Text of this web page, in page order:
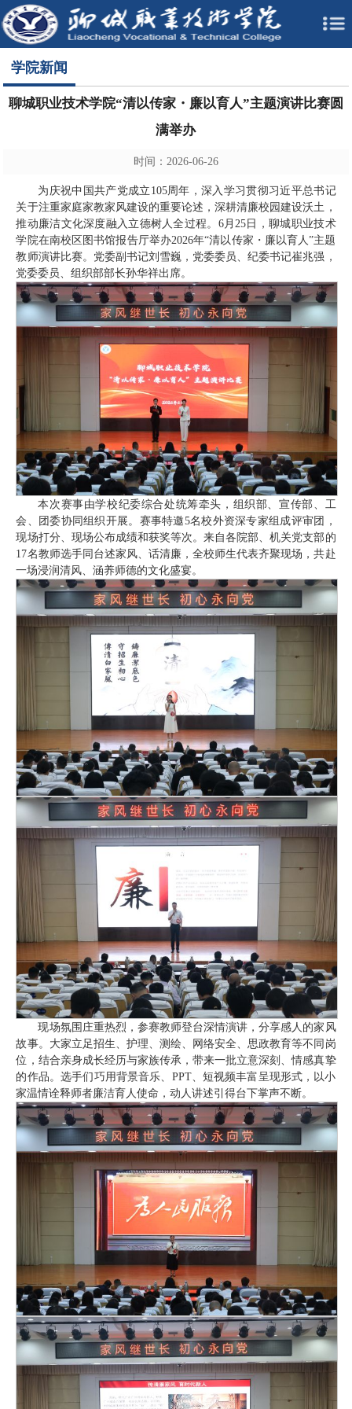
学院新闻
聊城职业技术学院“清以传家・廉以育人”主题演讲比赛圆
满举办
时间：2026-06-26
为庆祝中国共产党成立105周年，深入学习贯彻习近平总书记
关于注重家庭家教家风建设的重要论述，深耕清廉校园建设沃土，
推动廉洁文化深度融入立德树人全过程。6月25日，聊城职业技术
学院在南校区图书馆报告厅举办2026年“清以传家・廉以育人”主题
教师演讲比赛。党委副书记刘雪巍，党委委员、纪委书记崔兆强，
党委委员、组织部部长孙华祥出席。
本次赛事由学校纪委综合处统筹牵头，组织部、宣传部、工
会、团委协同组织开展。赛事特邀5名校外资深专家组成评审团，
现场打分、现场公布成绩和获奖等次。来自各院部、机关党支部的
17名教师选手同台述家风、话清廉，全校师生代表齐聚现场，共赴
一场浸润清风、涵养师德的文化盛宴。
现场氛围庄重热烈，参赛教师登台深情演讲，分享感人的家风
故事。大家立足招生、护理、测绘、网络安全、思政教育等不同岗
位，结合亲身成长经历与家族传承，带来一批立意深刻、情感真挚
的作品。选手们巧用背景音乐、PPT、短视频丰富呈现形式，以小
家温情诠释师者廉洁育人使命，动人讲述引得台下掌声不断。